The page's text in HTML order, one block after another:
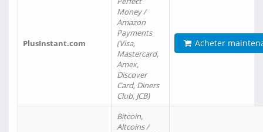
PlusInstant.com
Money /
Amazon
Payments
(Visa,
Mastercard,
Amex,
Discover
Card, Diners
Club, JCB)
Acheter
Bitcoin,
Altcoins /